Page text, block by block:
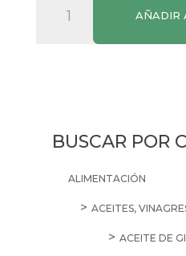
Palmbridge
AÑADIR
BUSCAR POR
ALIMENTACIÓN
ACEITES,
ACEITE DE